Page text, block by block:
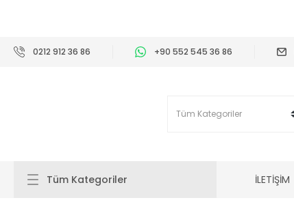
0212 912 36 86 +90 552 545 36 86
Tüm Kategoriler İLETİŞİM